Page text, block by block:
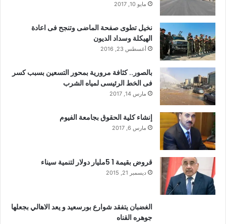
مايو 10, 2017
نخيل تطوى صفحة الماضى وتنجح فى اعادة
الهيكلة وسداد الديون
أغسطس 23, 2016
بالصور.. كثافة مرورية بمحور التسعين بسبب كسر
فى الخط الرئيسى لمياه الشرب
مارس 14, 2017
إنشاء كلية الحقوق بجامعة الفيوم
مارس 6, 2017
قروض بقيمة 1 5مليار دولار لتنمية سيناء
ديسمبر 21, 2015
الغضبان يتفقد شوارع بورسعيد و يعد الاهالي بجعلها
جوهره القناه